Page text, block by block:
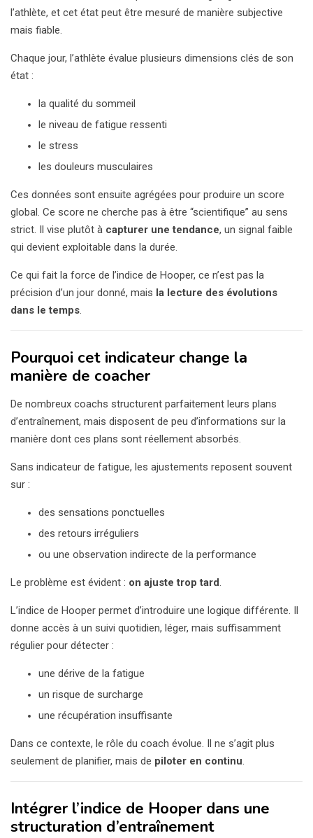
l’athlète, et cet état peut être mesuré de manière subjective
mais fiable.
Chaque jour, l’athlète évalue plusieurs dimensions clés de son
état :
la qualité du sommeil
le niveau de fatigue ressenti
le stress
les douleurs musculaires
Ces données sont ensuite agrégées pour produire un score
global. Ce score ne cherche pas à être “scientifique” au sens
strict. Il vise plutôt à capturer une tendance, un signal faible
qui devient exploitable dans la durée.
Ce qui fait la force de l’indice de Hooper, ce n’est pas la
précision d’un jour donné, mais la lecture des évolutions
dans le temps.
Pourquoi cet indicateur change la
manière de coacher
De nombreux coachs structurent parfaitement leurs plans
d’entraînement, mais disposent de peu d’informations sur la
manière dont ces plans sont réellement absorbés.
Sans indicateur de fatigue, les ajustements reposent souvent
sur :
des sensations ponctuelles
des retours irréguliers
ou une observation indirecte de la performance
Le problème est évident : on ajuste trop tard.
L’indice de Hooper permet d’introduire une logique différente. Il
donne accès à un suivi quotidien, léger, mais suffisamment
régulier pour détecter :
une dérive de la fatigue
un risque de surcharge
une récupération insuffisante
Dans ce contexte, le rôle du coach évolue. Il ne s’agit plus
seulement de planifier, mais de piloter en continu.
Intégrer l’indice de Hooper dans une
structuration d’entraînement